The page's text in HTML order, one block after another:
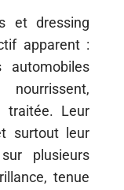
et dressing
apparent :
traitée. Leur
surtout leur
plusieurs
tenue